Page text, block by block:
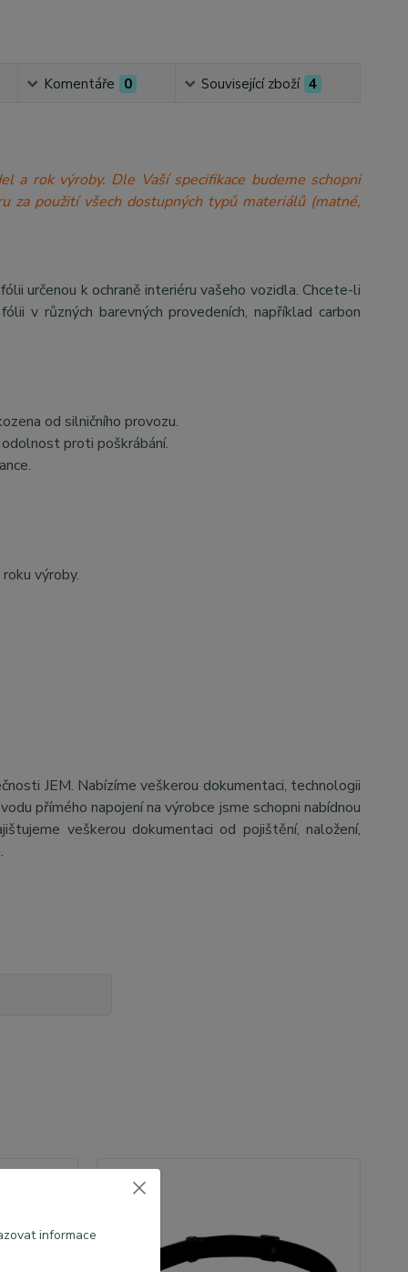
Komentáře 0 Související zboží 4
a rok výroby. Dle Vaší specifikace budeme schopni
za použití všech dostupných typů materiálů (matné,
určenou k ochraně interiéru vašeho vozidla. Chcete-li
v různých barevných provedeních, například carbon
od silničního provozu.
proti poškrábání.
výroby.
JEM. Nabízíme veškerou dokumentaci, technologii
přímého napojení na výrobce jsme schopni nabídnou
veškerou dokumentaci od pojištění, naložení,
informace